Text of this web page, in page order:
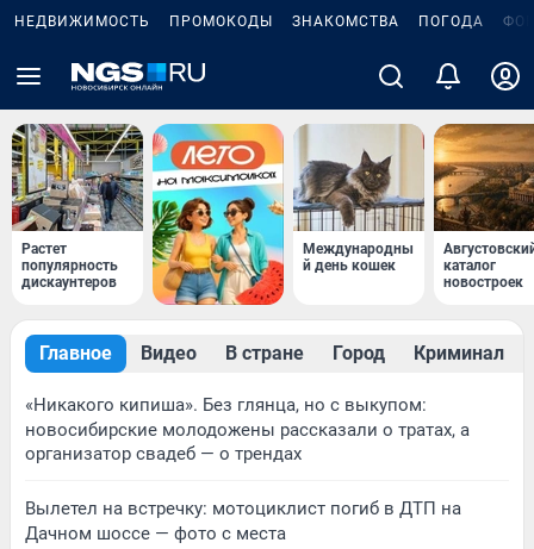
НЕДВИЖИМОСТЬ ПРОМОКОДЫ ЗНАКОМСТВА ПОГОДА
Растет
популярность
дискаунтеров
Международны
й день кошек
каталог
новостроек
Главное Видео В стране Город Криминал
«Никакого кипиша». Без глянца, но с выкупом:
новосибирские молодожены рассказали о тратах, а
организатор свадеб — о трендах
Вылетел на встречку: мотоциклист погиб в ДТП на
Дачном шоссе — фото с места